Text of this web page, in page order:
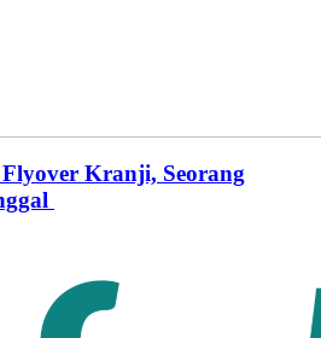
Kranji, Seorang